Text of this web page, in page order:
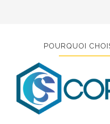
POURQUOI